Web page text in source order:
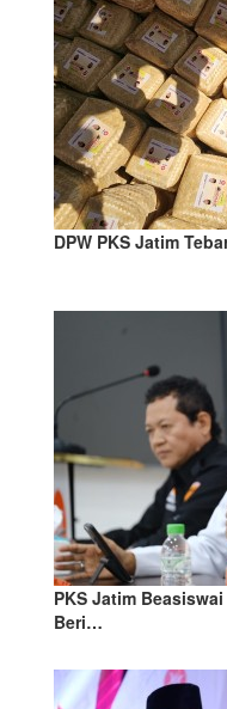
DPW PKS Jatim
PKS Jatim
Beri…